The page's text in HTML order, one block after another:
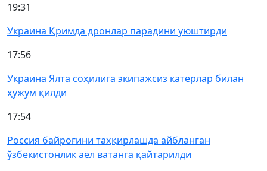
19:31
Украина Қримда дронлар парадини уюштирди
17:56
Украина Ялта соҳилига экипажсиз катерлар билан
ҳужум қилди
17:54
Россия байроғини таҳқирлашда айбланган
ўзбекистонлик аёл ватанга қайтарилди